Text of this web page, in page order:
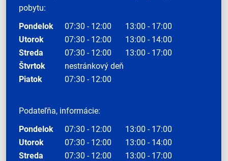
pobytu:
Pondelok
07:30 - 12:00
13:00 - 17:00
Utorok
07:30 - 12:00
13:00 - 14:00
Streda
07:30 - 12:00
13:00 - 17:00
Štvrtok
nestránkový deň
Piatok
07:30 - 12:00
Podateľňa, informácie:
Pondelok
07:30 - 12:00
13:00 - 17:00
Utorok
07:30 - 12:00
13:00 - 14:00
Streda
07:30 - 12:00
13:00 - 17:00